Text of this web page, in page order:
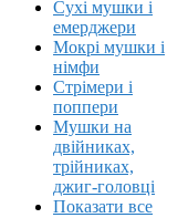
Сухі мушки і
емерджери
Мокрі мушки і
німфи
Стрімери і
поппери
Мушки на
двійниках,
трійниках,
джиг-головці
Показати все